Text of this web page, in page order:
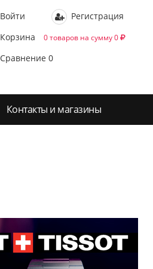
Войти
Регистрация
Корзина
0 товаров на сумму 0
Сравнение 0
Контакты и магазины